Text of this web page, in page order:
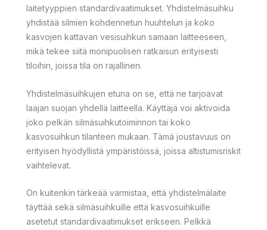
laitetyyppien standardivaatimukset. Yhdistelmäsuihku
yhdistää silmien kohdennetun huuhtelun ja koko
kasvojen kattavan vesisuihkun samaan laitteeseen,
mikä tekee siitä monipuolisen ratkaisun erityisesti
tiloihin, joissa tila on rajallinen.
Yhdistelmäsuihkujen etuna on se, että ne tarjoavat
laajan suojan yhdellä laitteella. Käyttäjä voi aktivoida
joko pelkän silmäsuihkutoiminnon tai koko
kasvosuihkun tilanteen mukaan. Tämä joustavuus on
erityisen hyödyllistä ympäristöissä, joissa altistumisriskit
vaihtelevat.
On kuitenkin tärkeää varmistaa, että yhdistelmälaite
täyttää sekä silmäsuihkuille että kasvosuihkuille
asetetut standardivaatimukset erikseen. Pelkkä